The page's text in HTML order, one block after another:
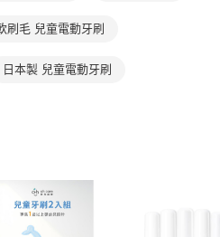
用戶之使用額度並採取法律行動。
刷毛 兒童電動牙刷
日本製 兒童電動牙刷